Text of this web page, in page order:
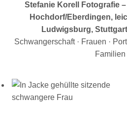
Stefanie Korell Fotografie
Hochdorf/Eberdingen,
Ludwigsburg,
Schwangerschaft · Frauen ·
Familien